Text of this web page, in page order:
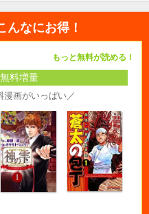
んなにお得！
もっと無料が読める！
料増量
漫画がいっぱい／